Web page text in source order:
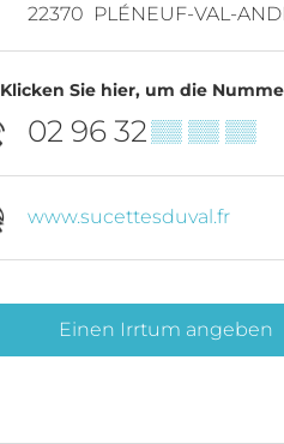
22370 PLÉNEUF-VAL-
Klicken Sie hier, um die
02 96 32▒▒ ▒▒ ▒▒
www.sucettesduval.fr
Einen Irrtum angeben